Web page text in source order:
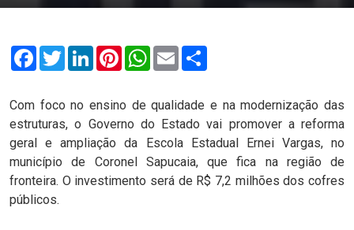
FacebookTwitterLinkedInPinterestWhatsApp
Email
Com foco no ensino de qualidade e na modernização das
estruturas, o Governo do Estado vai promover a reforma
geral e ampliação da Escola Estadual Ernei Vargas, no
município de Coronel Sapucaia, que fica na região de
fronteira. O investimento será de R$ 7,2 milhões dos cofres
públicos.